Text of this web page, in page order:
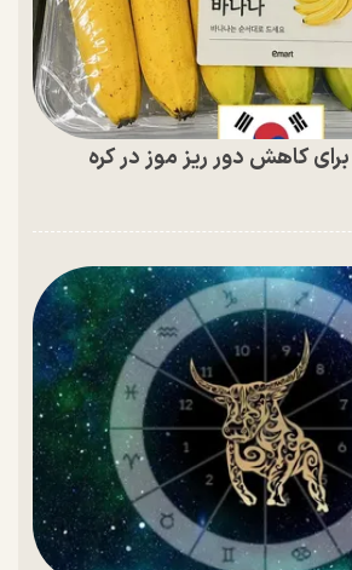
کاهش دور ریز موز در کره